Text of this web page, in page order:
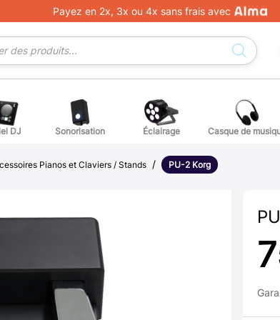
Payez en 2x, 3x ou 4x sans frais avec
voix
détachées pour guitares et basses
DJ
DJ
Sonorisation Éclairage Casque de
Pianos et Claviers / Stands / PU-2 Korg